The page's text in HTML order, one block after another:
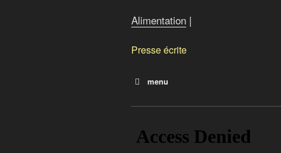
Alimentation |
Presse écrite
menu
Le sucre sous toutes ses facettes